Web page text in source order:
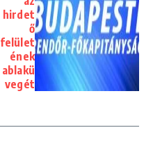
hirdet
ő
felület
ének
ablakü
vegét